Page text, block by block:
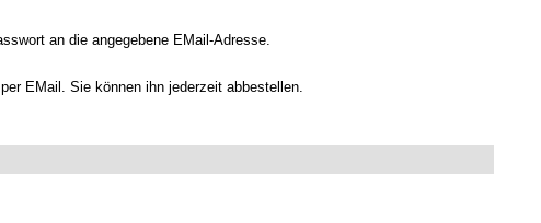
an die angegebene EMail-Adresse.
EMail. Sie können ihn jederzeit abbestellen.